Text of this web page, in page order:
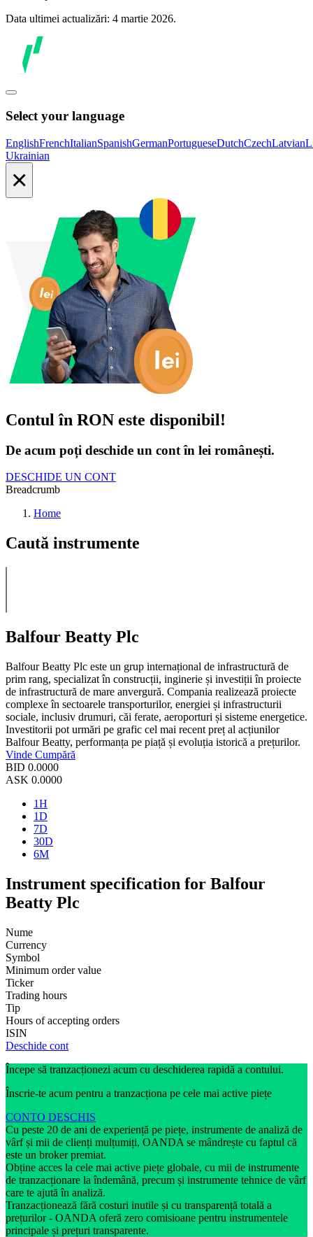
Data ultimei actualizări: 4 martie 2026.
Select your language
EnglishFrenchItalianSpanishGermanPortugueseDutchCzechLatvian
Ukrainian
×
Contul în RON este disponibil!
De acum poți deschide un cont în lei românești.
DESCHIDE UN CONT
Breadcrumb
Home
Caută instrumente
Balfour Beatty Plc
Balfour Beatty Plc este un grup internațional de infrastructură de
prim rang, specializat în construcții, inginerie și investiții în proiecte
de infrastructură de mare anvergură. Compania realizează proiecte
complexe în sectoarele transporturilor, energiei și infrastructurii
sociale, inclusiv drumuri, căi ferate, aeroporturi și sisteme energetice.
Investitorii pot urmări pe grafic cel mai recent preț al acțiunilor
Balfour Beatty, performanța pe piață și evoluția istorică a prețurilor.
Vinde Cumpără
BID 0.0000
ASK 0.0000
1H
1D
7D
30D
6M
Instrument specification for Balfour
Beatty Plc
Nume
Currency
Symbol
Minimum order value
Ticker
Trading hours
Tip
Hours of accepting orders
ISIN
Deschide cont
Începe să tranzacționezi acum cu deschiderea rapidă a contului.
Înscrie-te acum pentru a tranzacționa pe cele mai active piețe
CONTO DESCHIS
Cu peste 20 de ani de experiență pe piețe, instrumente de analiză de
vârf și mii de clienți mulțumiți, OANDA se mândrește cu faptul că
este un broker premiat.
Obține acces la cele mai active piețe globale, cu mii de instrumente
de tranzacționare la îndemână, precum și instrumente tehnice de vârf
care te ajută în analiză.
Tranzacționează fără costuri inutile și cu transparență totală a
prețurilor - OANDA oferă zero comisioane pentru instrumentele
principale și prețuri transparente.